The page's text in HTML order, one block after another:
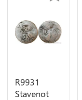
R9931
Stavenot